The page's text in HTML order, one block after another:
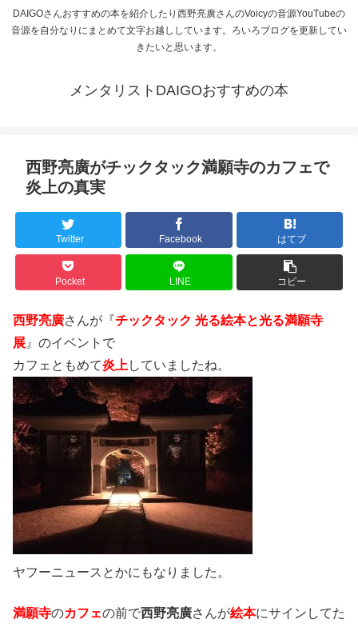
DAIGOさんおすすめの本を紹介したり西野亮廣さんのVoicyの音源YouTubeの
音源を自分なりにまとめて文字お越ししています。ろいろブログを更新してい
きたいと思います。
メンタリストDAIGOおすすめの本
西野亮廣がチックタック満願寺のカフェで
炎上の真実
Twitter Facebook はてブ
Pocket LINE コピー
西野亮廣さんが『チックタック 光る絵本と光る満願寺
展 』のイベントで
カフェともめて炎上 していましたね。
ヤフーニュースとかにもなりました。
満願寺のカフェの前で西野亮廣さんが絵本にサインしてた